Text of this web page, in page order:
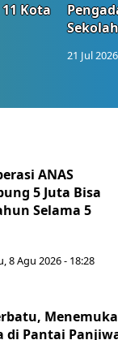
Kota
21 Jul
ANAS
5 Juta Bisa
Selama 5
8 Agu 2026 - 18:28
di Pantai